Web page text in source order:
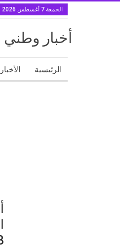
الجمعة 7 أغسطس 2026
أخبار وطني
الرئيسية الأخبار